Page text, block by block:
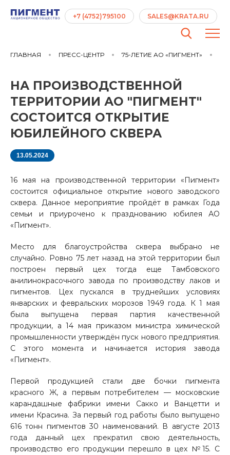
+7 (4752)795100 SALES@KRATA.RU
ГЛАВНАЯ ПРЕСС-ЦЕНТР 75-ЛЕТИЕ АО «ПИГМЕНТ»
НА ПРОИЗВОДСТВЕННОЙ
ТЕРРИТОРИИ АО "ПИГМЕНТ"
СОСТОИТСЯ ОТКРЫТИЕ
ЮБИЛЕЙНОГО СКВЕРА
13.05.2024
16 мая на производственной территории «Пигмент»
состоится официальное открытие нового заводского
сквера. Данное мероприятие пройдёт в рамках Года
семьи и приурочено к празднованию юбилея АО
«Пигмент».
Место для благоустройства сквера выбрано не
случайно. Ровно 75 лет назад на этой территории был
построен первый цех тогда еще Тамбовского
анилинокрасочного завода по производству лаков и
пигментов. Цех пускался в труднейших условиях
январских и февральских морозов 1949 года. К 1 мая
была выпущена первая партия качественной
продукции, а 14 мая приказом министра химической
промышленности утверждён пуск нового предприятия.
С этого момента и начинается история завода
«Пигмент».
Первой продукцией стали две бочки пигмента
красного Ж, а первым потребителем — московские
карандашные фабрики имени Сакко и Ванцетти и
имени Красина. За первый год работы было выпущено
616 тонн пигментов 30 наименований. В августе 2013
года данный цех прекратил свою деятельность,
производство его продукции перешло в цех №15. С